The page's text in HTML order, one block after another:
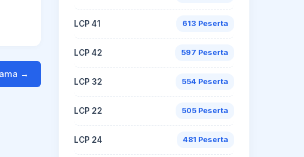
→
LCP 41 613 Peserta
LCP 42 597 Peserta
LCP 32 554 Peserta
LCP 22 505 Peserta
LCP 24 481 Peserta